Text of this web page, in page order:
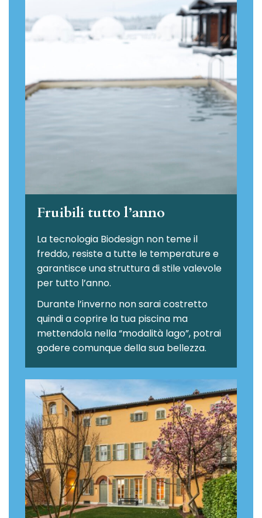
Fruibili tutto l’anno
La tecnologia Biodesign non teme il
freddo, resiste a tutte le temperature e
garantisce una struttura di stile valevole
per tutto l’anno.
Durante l’inverno non sarai costretto
quindi a coprire la tua piscina ma
mettendola nella “modalità lago”, potrai
godere comunque della sua bellezza.